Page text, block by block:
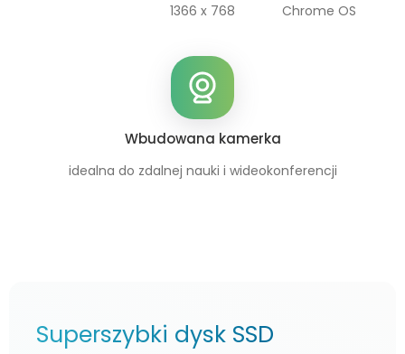
1366 x 768 Chrome OS
Wbudowana kamerka
idealna do zdalnej nauki i wideokonferencji
Superszybki dysk SSD